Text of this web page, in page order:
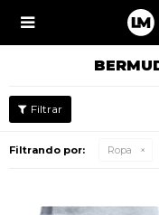

Filtrando por: Ropa